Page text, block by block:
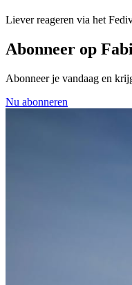
Liever reageren via het
Abonneer op
Abonneer je vandaag en
Nu abonneren